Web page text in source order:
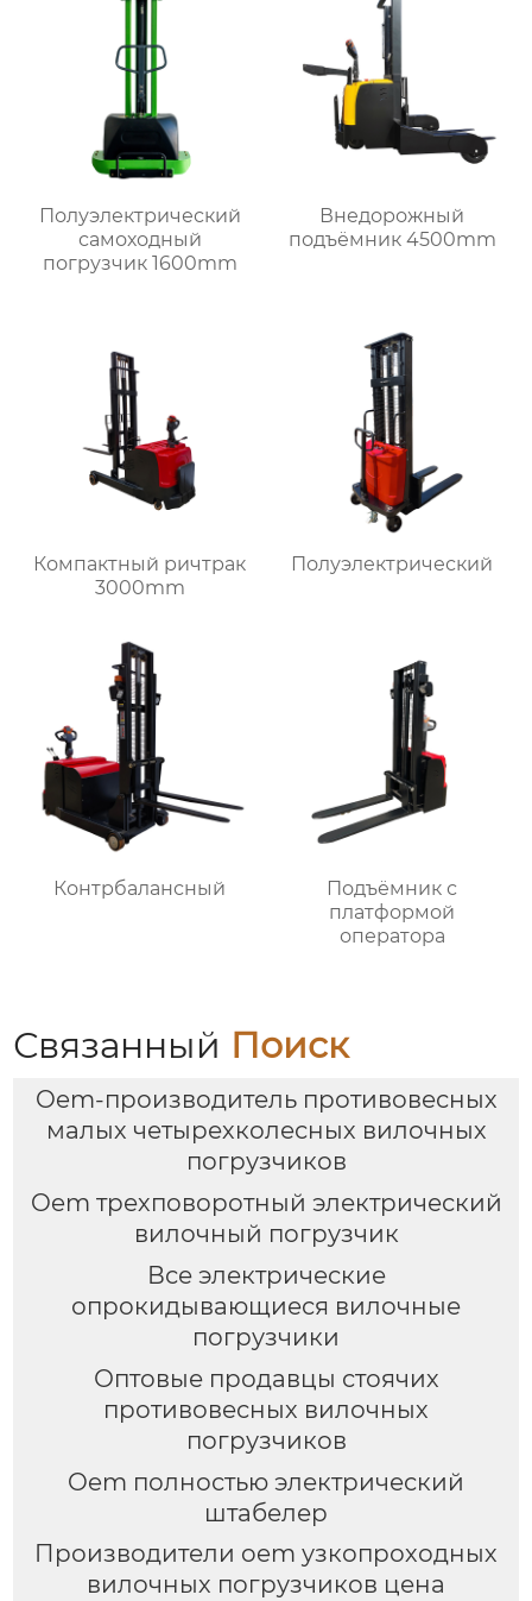
Полуэлектрический
самоходный
погрузчик 1600mm
Внедорожный
подъёмник 4500mm
Компактный ричтрак
3000mm
Полуэлектрический
Контрбалансный
Подъёмник с
платформой
оператора
Связанный Поиск
Oem-производитель противовесных
малых четырехколесных вилочных
погрузчиков
Oem трехповоротный электрический
вилочный погрузчик
Все электрические
опрокидывающиеся вилочные
погрузчики
Оптовые продавцы стоячих
противовесных вилочных
погрузчиков
Oem полностью электрический
штабелер
Производители oem узкопроходных
вилочных погрузчиков цена